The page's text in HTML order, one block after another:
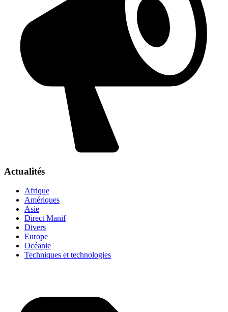
Actualités
Afrique
Amériques
Asie
Direct Manif
Divers
Europe
Océanie
Techniques et technologies